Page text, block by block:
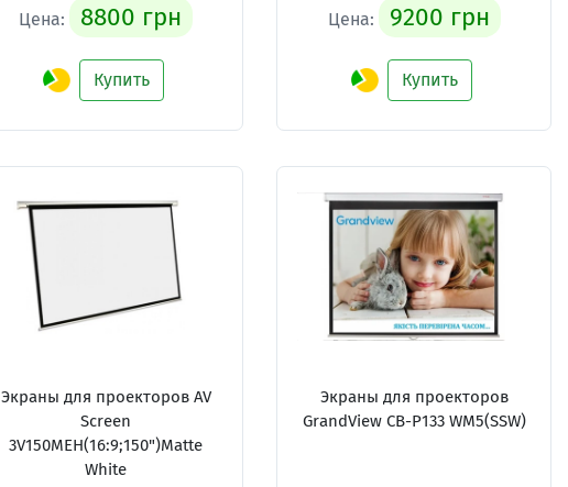
Цена: 8800 грн
Купить
Цена: 9200 грн
Купить
Экраны для проекторов AV
Screen
3V150MEH(16:9;150")Matte
White
Экраны для проекторов
GrandView CB-P133 WM5(SSW)